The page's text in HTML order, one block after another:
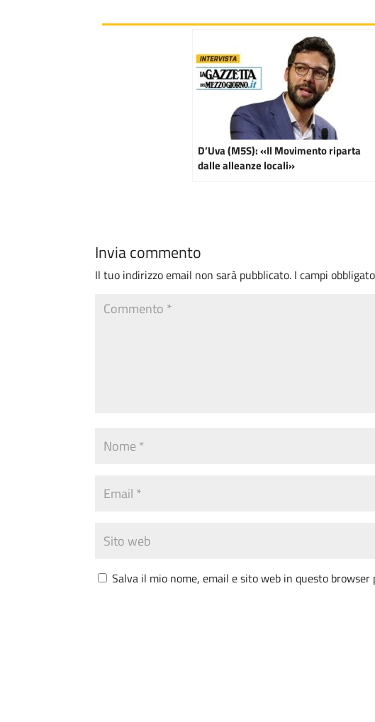
D’Uva (M5S): «Il Movimento riparta
dalle alleanze locali»
Invia commento
Il tuo indirizzo email non sarà pubblicato. I campi
Salva il mio nome, email e sito web in questo